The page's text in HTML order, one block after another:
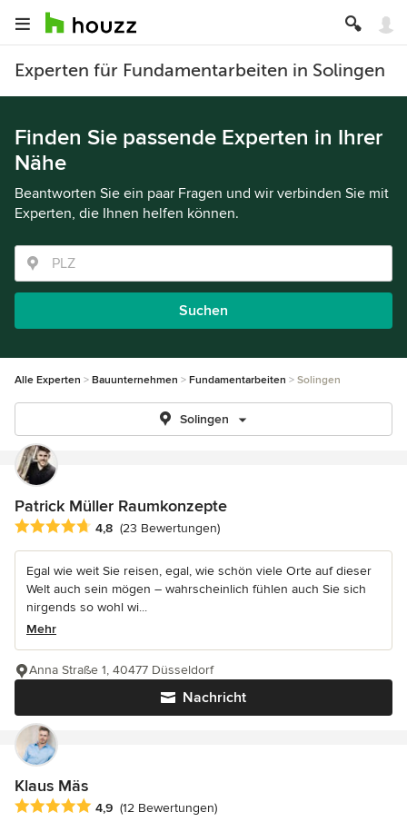
Experten für Fundamentarbeiten in Solingen
Finden Sie passende Experten in Ihrer
Nähe
Beantworten Sie ein paar Fragen und wir verbinden Sie mit
Experten, die Ihnen helfen können.
Suchen
Alle Experten Bauunternehmen Fundamentarbeiten Solingen
Solingen
Patrick Müller Raumkonzepte
Durchschnittliche Bewertung: 4.8 von 5 Sternen
4,8 (23 Bewertungen)
Egal wie weit Sie reisen, egal, wie schön viele Orte auf dieser
Welt auch sein mögen – wahrscheinlich fühlen auch Sie sich
nirgends so wohl wi...
Mehr
Nachricht
Anna Straße 1, 40477 Düsseldorf
Klaus Mäs
Durchschnittliche Bewertung: 4.9 von 5 Sternen
4,9 (12 Bewertungen)